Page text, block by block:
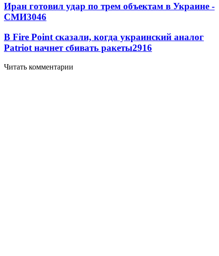
Иран готовил удар по трем объектам в Украине -
СМИ3046
В Fire Point сказали, когда украинский аналог
Patriot начнет сбивать ракеты2916
Читать комментарии